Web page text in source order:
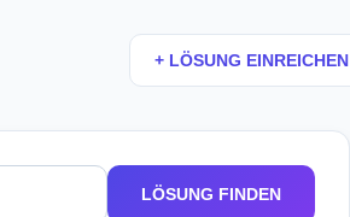
+ LÖSUNG EINREICHEN
LÖSUNG FINDEN